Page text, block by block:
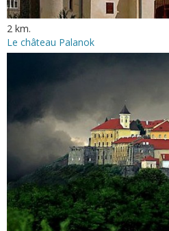
2 km.
Le château Palanok